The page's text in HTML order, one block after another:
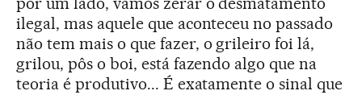
ilegal, mas aquele que aconteceu no passado
não tem mais o que fazer, o grileiro foi lá,
grilou, pôs o boi, está fazendo algo que na
teoria é produtivo... É exatamente o sinal que